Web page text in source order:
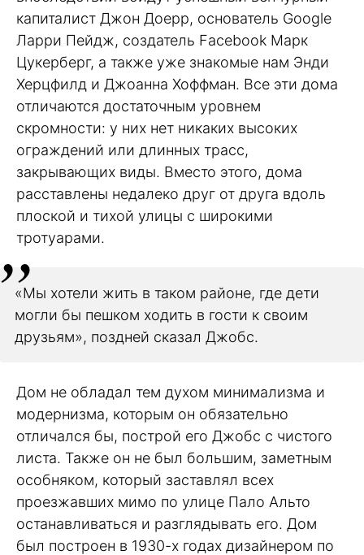
капиталист Джон Доерр, основатель Google
Ларри Пейдж, создатель Facebook Марк
Цукерберг, а также уже знакомые нам Энди
Херцфилд и Джоанна Хоффман. Все эти дома
отличаются достаточным уровнем
скромности: у них нет никаких высоких
ограждений или длинных трасс,
закрывающих виды. Вместо этого, дома
расставлены недалеко друг от друга вдоль
плоской и тихой улицы с широкими
тротуарами.
«Мы хотели жить в таком районе, где дети
могли бы пешком ходить в гости к своим
друзьям», поздней сказал Джобс.
Дом не обладал тем духом минимализма и
модернизма, которым он обязательно
отличался бы, построй его Джобс с чистого
листа. Также он не был большим, заметным
особняком, который заставлял всех
проезжавших мимо по улице Пало Альто
останавливаться и разглядывать его. Дом
был построен в 1930-х годах дизайнером по